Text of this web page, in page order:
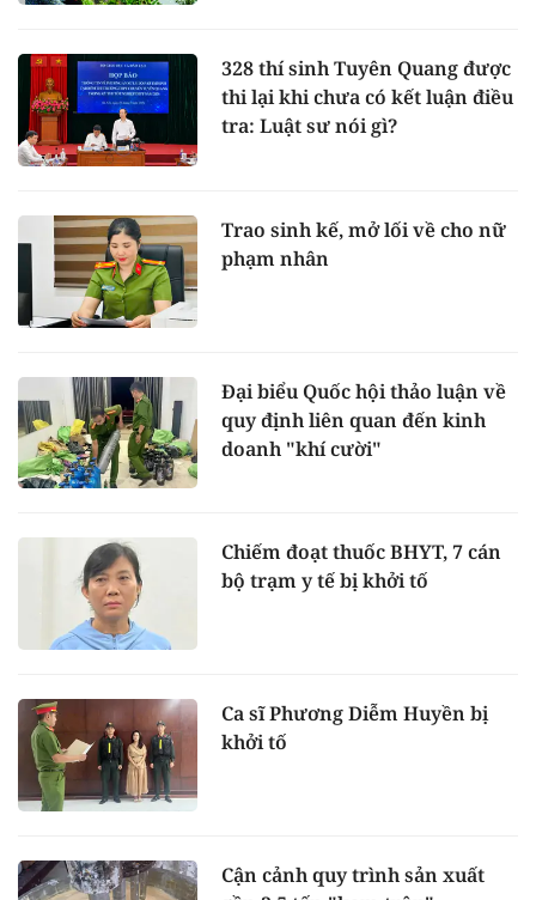
328 thí sinh Tuyên Quang được
thi lại khi chưa có kết luận điều
tra: Luật sư nói gì?
Trao sinh kế, mở lối về cho nữ
phạm nhân
Đại biểu Quốc hội thảo luận về
quy định liên quan đến kinh
doanh "khí cười"
Chiếm đoạt thuốc BHYT, 7 cán
bộ trạm y tế bị khởi tố
Ca sĩ Phương Diễm Huyền bị
khởi tố
Cận cảnh quy trình sản xuất